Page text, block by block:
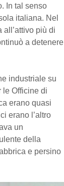
In tal senso
italiana. Nel
all’attivo più di
a detenere
industriale su
le Officine di
erano quasi
erano l’altro
un
della
e persino